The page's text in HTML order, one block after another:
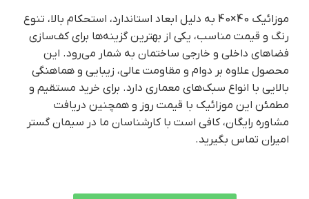
موزائیک 40×40 به دلیل ابعاد استاندارد، استحکام بالا، تنوع
رنگ و قیمت مناسب، یکی از بهترین گزینه‌ها برای کف‌سازی
فضاهای داخلی و خارجی ساختمان به شمار می‌رود. این
محصول علاوه بر دوام و مقاومت عالی، زیبایی و هماهنگی
بالایی با انواع سبک‌های معماری دارد. برای خرید مستقیم و
مطمئن این موزائیک با قیمت روز و همچنین دریافت
مشاوره رایگان، کافی است با کارشناسان ما در سیمان گستر
امیران تماس بگیرید.